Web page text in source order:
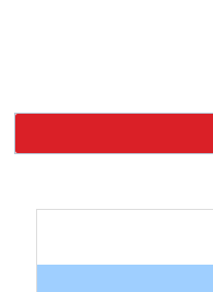
关于我们
产品中心
新闻资讯